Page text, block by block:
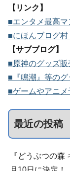
【リンク】
■エンタメ最高
■にほんブログ村
【サブブログ】
■原神のグッズ販
■『鳴潮』等のグ
■ゲームやアニメ
最近の投稿
『どうぶつの